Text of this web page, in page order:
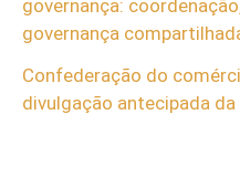
governança:
governança
Confederação do
divulgação antecipada da